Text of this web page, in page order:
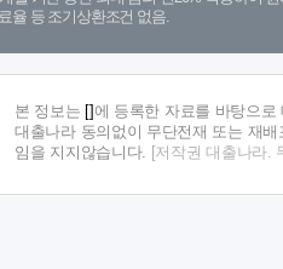
율 등 조기상환조건 없음.
본 정보는
에 등록한 자료를 바탕으
대출나라 동의없이 무단전재 또는 재
임을 지지않습니다.
[저작권 대출나라.